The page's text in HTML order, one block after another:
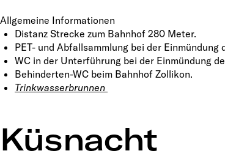
Allgemeine Informationen
Distanz Strecke zum Bahnhof 280 Meter.
PET- und Abfallsammlung bei der Einmündung
WC in der Unterführung bei der Einmündung
Behinderten-WC beim Bahnhof Zollikon.
Trinkwasserbrunnen
Küsnacht